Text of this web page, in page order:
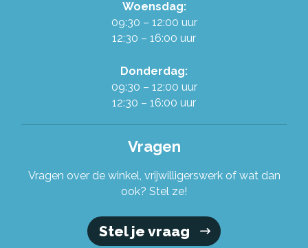
Onze organisatie
Stel je vraag!
Woensdag:
09:30 – 12:00 uur
12:30 – 16:00 uur
Donderdag:
09:30 – 12:00 uur
12:30 – 16:00 uur
Vragen
Vragen over de winkel, vrijwilligerswerk of wat dan
ook? Stel ze!
Stel je vraag